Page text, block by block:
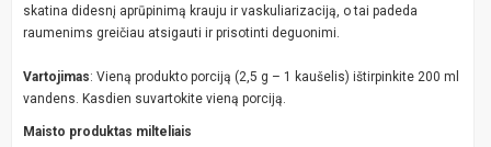
skatina didesnį aprūpinimą krauju ir vaskuliarizaciją, o tai padeda
raumenims greičiau atsigauti ir prisotinti deguonimi.
Vartojimas: Vieną produkto porciją (2,5 g – 1 kaušelis) ištirpinkite 200 ml
vandens. Kasdien suvartokite vieną porciją.
Maisto produktas milteliais